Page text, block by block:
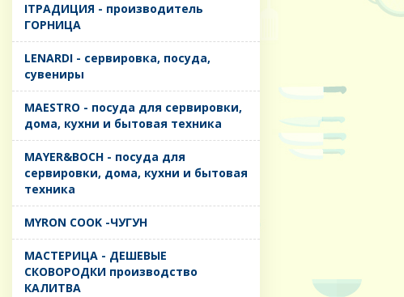
IТРАДИЦИЯ - производитель
ГОРНИЦА
LENARDI - сервировка, посуда,
сувениры
MAESTRO - посуда для сервировки,
дома, кухни и бытовая техника
MAYER&BOCH - посуда для
сервировки, дома, кухни и бытовая
техника
MYRON COOK -ЧУГУН
MАСТЕРИЦА - ДЕШЕВЫЕ
СКОВОРОДКИ производство
КАЛИТВА